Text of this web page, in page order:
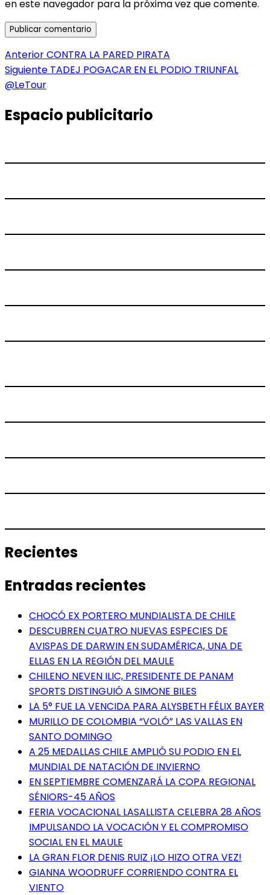
en este navegador para la próxima vez que comente.
Navegación
de
AnteriorEntrada
anterior:
CONTRA LA PARED PIRATA
Siguiente Entrada
TADEJ POGACAR EN EL PODIO TRIUNFAL
@LeTour
Espacio publicitario
Recientes
Entradas recientes
CHOCÓ EX PORTERO MUNDIALISTA DE CHILE
DESCUBREN CUATRO NUEVAS ESPECIES DE
AVISPAS DE DARWIN EN SUDAMÉRICA, UNA DE
ELLAS EN LA REGIÓN DEL MAULE
CHILENO NEVEN ILIC, PRESIDENTE DE PANAM
SPORTS DISTINGUIÓ A SIMONE BILES
LA 5° FUE LA VENCIDA PARA ALYSBETH FÉLIX BAYER
MURILLO DE COLOMBIA “VOLÓ” LAS VALLAS EN
SANTO DOMINGO
A 25 MEDALLAS CHILE AMPLIÓ SU PODIO EN EL
MUNDIAL DE NATACIÓN DE INVIERNO
EN SEPTIEMBRE COMENZARÁ LA COPA REGIONAL
SÉNIORS-45 AÑOS
FERIA VOCACIONAL LASALLISTA CELEBRA 28 AÑOS
IMPULSANDO LA VOCACIÓN Y EL COMPROMISO
SOCIAL EN EL MAULE
LA GRAN FLOR DENIS RUIZ ¡LO HIZO OTRA VEZ!
GIANNA WOODRUFF CORRIENDO CONTRA EL
VIENTO